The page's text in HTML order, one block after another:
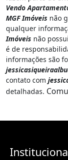
Vendo
MGF Imóveis não
qualquer
Imóveis não
é de
informações são
contato com
detalhadas.